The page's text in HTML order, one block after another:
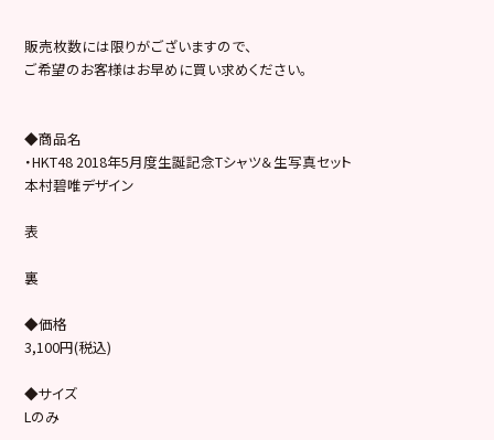
販売枚数には限りがございますので、
ご希望のお客様はお早めに買い求めください。
◆商品名
・HKT48 2018年5月度生誕記念Tシャツ＆生写真セット
本村碧唯デザイン
表
裏
◆価格
3,100円(税込)
◆サイズ
Lのみ